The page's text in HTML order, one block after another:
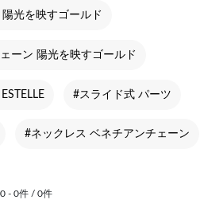
陽光を映すゴールド
ーン 陽光を映すゴールド
#スライド式 パーツ
#ネックレス ベネチアンチェーン
0 - 0件 / 0件